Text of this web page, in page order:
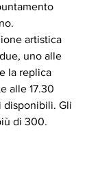
artistica
uno alle
la replica
alle 17.30
disponibili. Gli
di 300.